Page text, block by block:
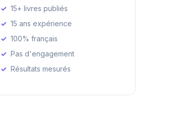
15+ livres publiés
15 ans expérience
100% français
Pas d'engagement
Résultats mesurés